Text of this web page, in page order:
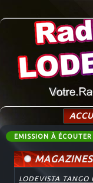
EMISSION À
LODEVISTA TANGO